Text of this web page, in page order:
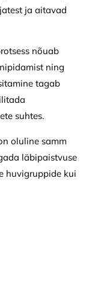
ja aitavad
nõuab
ning
tagab
suhtes.
oluline samm
läbipaistvuse
huvigruppide kui